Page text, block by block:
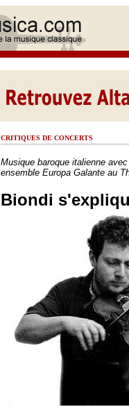
CRITIQUES DE CONCERTS
Musique baroque italienne
ensemble Europa Galante au
Biondi